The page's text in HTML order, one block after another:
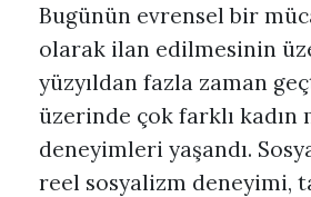
Bugünün evrensel bir
olarak ilan edilmesinin
yüzyıldan fazla zaman
üzerinde çok farklı kadın
deneyimleri yaşandı.
reel sosyalizm deneyimi,